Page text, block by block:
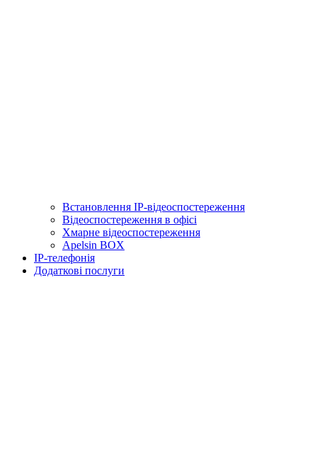
Встановлення IP-відеоспостереження
Відеоспостереження в офісі
Хмарне відеоспостереження
Apelsin BOX
IP-телефонія
Додаткові послуги